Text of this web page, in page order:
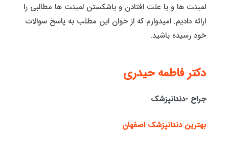
لمینت ها و یا علت افتادن و یاشکستن لمینت ها مطالبی را
ارائه دادیم. امیدوارم که از خوان این مطلب به پاسخ سوالات
خود رسیده باشید.
دكتر فاطمه حيدری
جراح -دندانپزشک
بهترین دندانپزشک اصفهان